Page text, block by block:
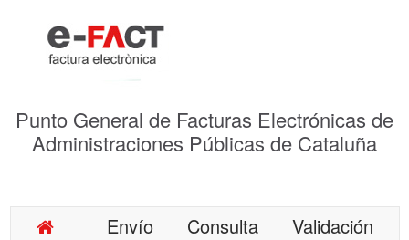
Punto General de Facturas Electrónicas de
Administraciones Públicas de Cataluña
Envío Consulta
Validación